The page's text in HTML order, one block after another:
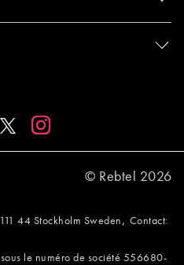
© Rebtel 2026
44 Stockholm Sweden , Contact:
le numéro de société 556680-